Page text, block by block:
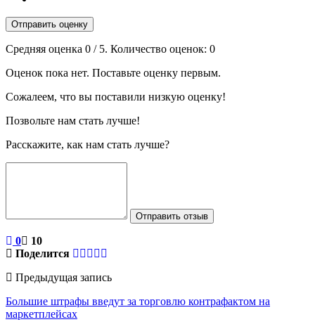
Отправить оценку
Средняя оценка 0 / 5. Количество оценок: 0
Оценок пока нет. Поставьте оценку первым.
Сожалеем, что вы поставили низкую оценку!
Позвольте нам стать лучше!
Расскажите, как нам стать лучше?
Отправить отзыв
0
10
Поделится
Предыдущая запись
Большие штрафы введут за торговлю контрафактом на
маркетплейсах